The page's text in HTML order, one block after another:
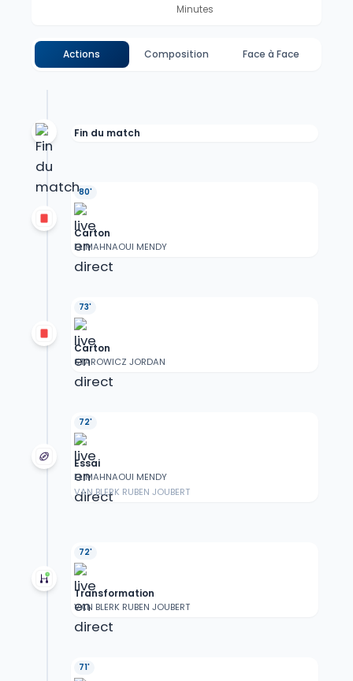
Actions Composition Face à Face
Fin du match
80'
Carton
EL MAHNAOUI MENDY
73'
Carton
STAROWICZ JORDAN
72'
Essai
EL MAHNAOUI MENDY
VAN BLERK RUBEN JOUBERT
72'
Transformation
VAN BLERK RUBEN JOUBERT
71'